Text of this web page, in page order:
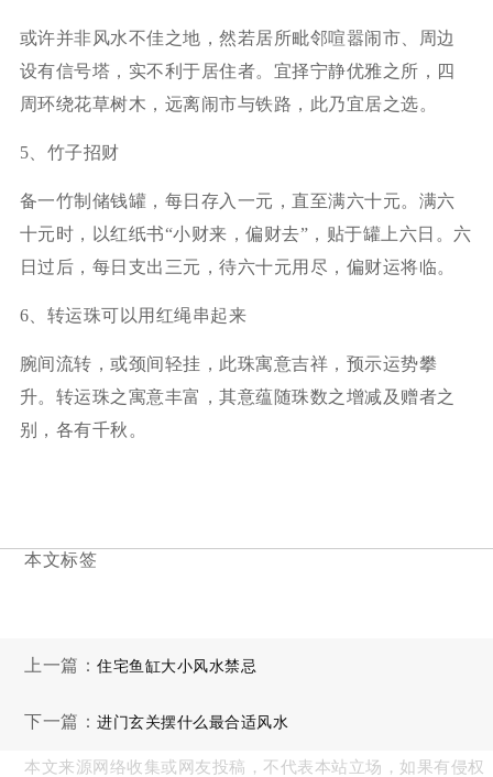
或许并非风水不佳之地，然若居所毗邻喧嚣闹市、周边
设有信号塔，实不利于居住者。宜择宁静优雅之所，四
周环绕花草树木，远离闹市与铁路，此乃宜居之选。
5、竹子招财
备一竹制储钱罐，每日存入一元，直至满六十元。满六
十元时，以红纸书“小财来，偏财去”，贴于罐上六日。六
日过后，每日支出三元，待六十元用尽，偏财运将临。
6、转运珠可以用红绳串起来
腕间流转，或颈间轻挂，此珠寓意吉祥，预示运势攀
升。转运珠之寓意丰富，其意蕴随珠数之增减及赠者之
别，各有千秋。
本文标签
上一篇：住宅鱼缸大小风水禁忌
下一篇：进门玄关摆什么最合适风水
本文来源网络收集或网友投稿，不代表本站立场，如果有侵权